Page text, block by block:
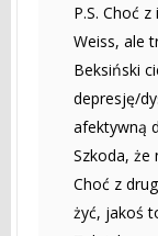
P.S. Choć
Weiss, ale
Beksiński
depresję/
afektywną
Szkoda, że
Choć z
żyć, jakoś